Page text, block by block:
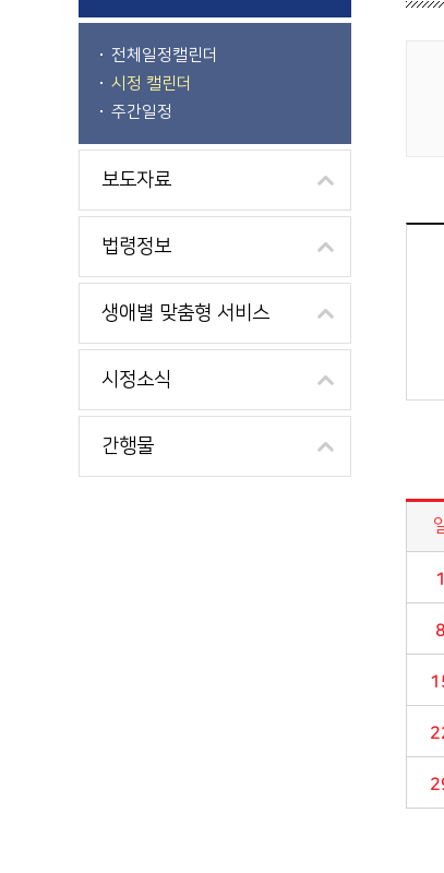
전체일정캘린더
시정 캘린더
주간일정
보도자료
법령정보
생애별 맞춤형 서비스
시정소식
간행물
시정소식>시정 캘린더 게시판의 (2021년 08월) 달력형태로 일정명, 일정내용을 제공합니다.
1
8